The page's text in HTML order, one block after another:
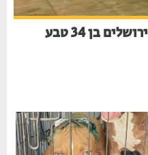
טרגדיה בקפריסין: תושב ירושלים בן 34 טבע